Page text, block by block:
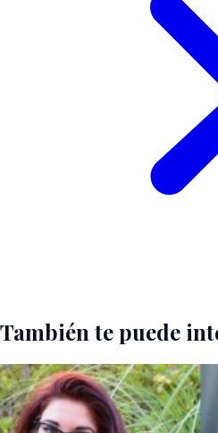
También te puede